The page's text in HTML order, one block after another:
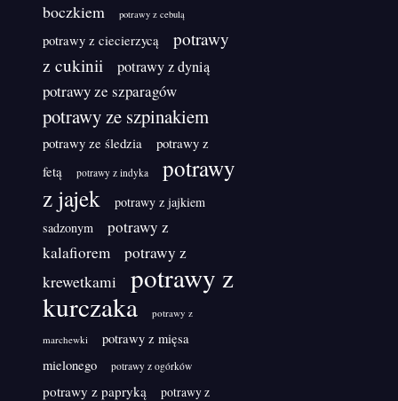
boczkiem
potrawy z cebulą
potrawy z ciecierzycą
potrawy
z cukinii
potrawy z dynią
potrawy ze szparagów
potrawy ze szpinakiem
potrawy ze śledzia
potrawy z
fetą
potrawy z indyka
potrawy
z jajek
potrawy z jajkiem
sadzonym
potrawy z
kalafiorem
potrawy z
krewetkami
potrawy z
kurczaka
potrawy z
marchewki
potrawy z mięsa
mielonego
potrawy z ogórków
potrawy z papryką
potrawy z